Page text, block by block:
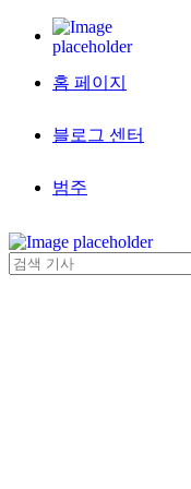
홈 페이지
블로그 센터
범주